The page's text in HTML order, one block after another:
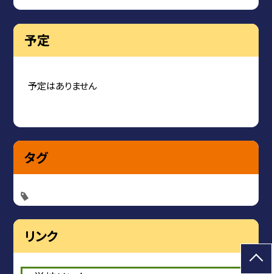
予定
予定はありません
タグ
リンク